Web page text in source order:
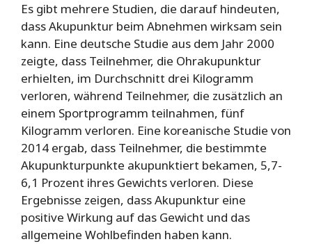
Es gibt mehrere Studien, die darauf hindeuten,
dass Akupunktur beim Abnehmen wirksam sein
kann. Eine deutsche Studie aus dem Jahr 2000
zeigte, dass Teilnehmer, die Ohrakupunktur
erhielten, im Durchschnitt drei Kilogramm
verloren, während Teilnehmer, die zusätzlich an
einem Sportprogramm teilnahmen, fünf
Kilogramm verloren. Eine koreanische Studie von
2014 ergab, dass Teilnehmer, die bestimmte
Akupunkturpunkte akupunktiert bekamen, 5,7-
6,1 Prozent ihres Gewichts verloren. Diese
Ergebnisse zeigen, dass Akupunktur eine
positive Wirkung auf das Gewicht und das
allgemeine Wohlbefinden haben kann.